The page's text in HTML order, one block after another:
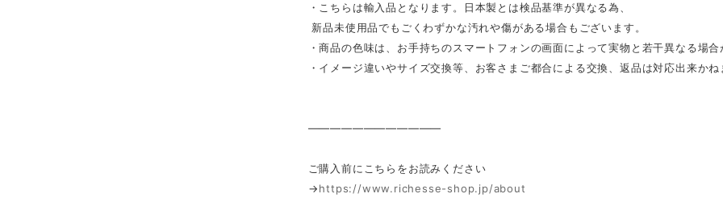
・こちらは輸入品となります。日本製とは検品基準が異なる為、
新品未使用品でもごくわずかな汚れや傷がある場合もございます。
・商品の色味は、お手持ちのスマートフォンの画面によって実物と若干異なる場合
・イメージ違いやサイズ交換等、お客さまご都合による交換、返品は対応出来かね
————————————
ご購入前にこちらをお読みください
→https://www.richesse-shop.jp/about